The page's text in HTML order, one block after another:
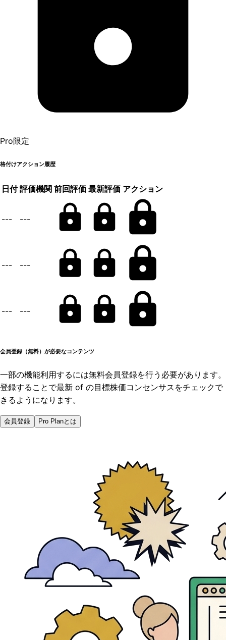
Pro限定
格付けアクション履歴
日付 評価機関 前回評価 最新評価 アクション
--- ---
--- ---
--- ---
会員登録（無料）が必要なコンテンツ
一部の機能利用するには無料会員登録を行う必要があります。
登録することで最新 of の目標株価コンセンサスをチェックで
きるようになります。
会員登録 Pro Planとは